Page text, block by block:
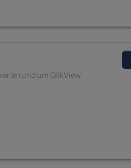
rund um QlikView